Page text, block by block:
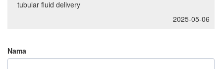
tubular fluid delivery
2025-05-06
Nama